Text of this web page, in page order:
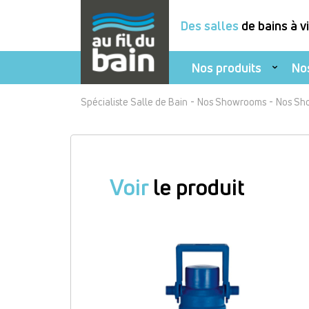
Des salles de bains à
Nos produits
Spécialiste Salle de Bain - Nos Showrooms - Nos
Voirle produit